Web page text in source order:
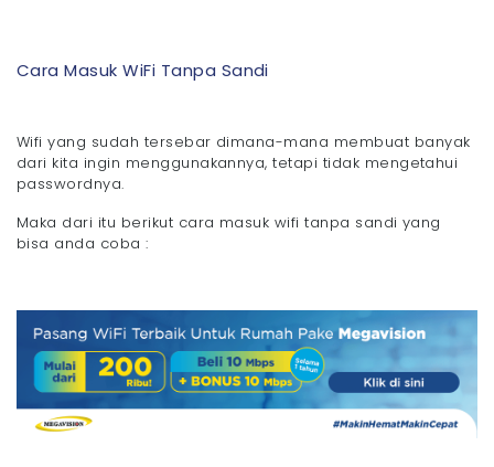
Cara Masuk WiFi Tanpa Sandi
Wifi yang sudah tersebar dimana-mana membuat banyak
dari kita ingin menggunakannya, tetapi tidak mengetahui
passwordnya.
Maka dari itu berikut cara masuk wifi tanpa sandi yang
bisa anda coba :